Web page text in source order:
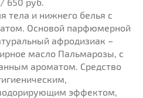
тела и нижнего белья с
Основой парфюмерной
афродизиак –
масло Пальмарозы, с
ароматом. Средство
эффектом,